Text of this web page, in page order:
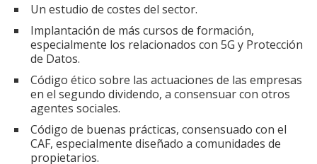
Un estudio de costes del sector.
Implantación de más cursos de formación,
especialmente los relacionados con 5G y Protección
de Datos.
Código ético sobre las actuaciones de las empresas
en el segundo dividendo, a consensuar con otros
agentes sociales.
Código de buenas prácticas, consensuado con el
CAF, especialmente diseñado a comunidades de
propietarios.